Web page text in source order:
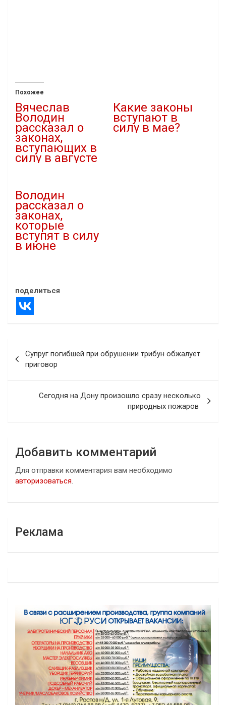
Похожее
Вячеслав
Володин
рассказал о
законах,
вступающих в
силу в августе
Какие законы
вступают в
силу в мае?
Володин
рассказал о
законах,
которые
вступят в силу
в июне
поделиться
по
записям
Супруг погибшей при обрушении трибун обжалует
приговор
Сегодня на Дону произошло сразу несколько
природных пожаров
Добавить комментарий
Для отправки комментария вам необходимо
авторизоваться.
Реклама